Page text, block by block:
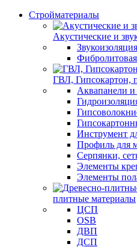
Стройматериалы
Акустические и
Фибролитовая
ГВЛ, Гипсокартон,
Аквапанели
Инструмент
Профиль для
Серпянки,
Элементы
Элементы
плитные материалы
ЦСП
OSB
ДВП
ДСП